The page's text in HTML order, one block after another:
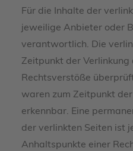
Für die Inhalte der
jeweilige Anbieter oder
verantwortlich. Die
Zeitpunkt der Verlinkung
Rechtsverstöße
waren zum Zeitpunkt
erkennbar. Eine
der verlinkten Seiten ist
Anhaltspunkte einer